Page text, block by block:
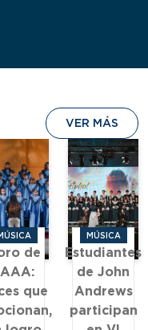
VER MÁS
de
que
MÚSICA
Estudiantes
de John
Andrews
participan